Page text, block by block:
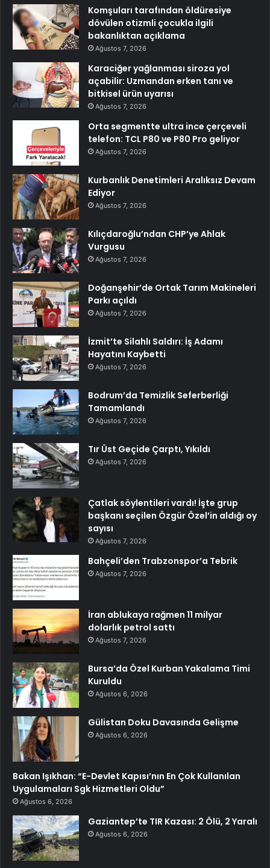
Komşuları tarafından öldüresiye
dövülen otizmli çocukla ilgili
bakanlıktan açıklama
Ağustos 7, 2026
Karaciğer yağlanması siroza yol
açabilir: Uzmandan erken tanı ve
bitkisel ürün uyarısı
Ağustos 7, 2026
Orta segmentte ultra ince çerçeveli
telefon: TCL P80 ve P80 Pro geliyor
Ağustos 7, 2026
Kurbanlık Denetimleri Aralıksız Devam
Ediyor
Ağustos 7, 2026
Kılıçdaroğlu’ndan CHP’ye Ahlak
Vurgusu
Ağustos 7, 2026
Doğanşehir’de Ortak Tarım Makineleri
Parkı açıldı
Ağustos 7, 2026
İzmit’te Silahlı Saldırı: İş Adamı
Hayatını Kaybetti
Ağustos 7, 2026
Bodrum’da Temizlik Seferberliği
Tamamlandı
Ağustos 7, 2026
Tır Üst Geçide Çarptı, Yıkıldı
Ağustos 7, 2026
Çatlak söylentileri vardı! İşte grup
başkanı seçilen Özgür Özel’in aldığı oy
sayısı
Ağustos 7, 2026
Bahçeli’den Trabzonspor’a Tebrik
Ağustos 7, 2026
İran ablukaya rağmen 11 milyar
dolarlık petrol sattı
Ağustos 7, 2026
Bursa’da Özel Kurban Yakalama Timi
Kuruldu
Ağustos 6, 2026
Gülistan Doku Davasında Gelişme
Ağustos 6, 2026
Bakan Işıkhan: “E-Devlet Kapısı’nın En Çok Kullanılan
Uygulamaları Sgk Hizmetleri Oldu”
Ağustos 6, 2026
Gaziantep’te TIR Kazası: 2 Ölü, 2 Yaralı
Ağustos 6, 2026